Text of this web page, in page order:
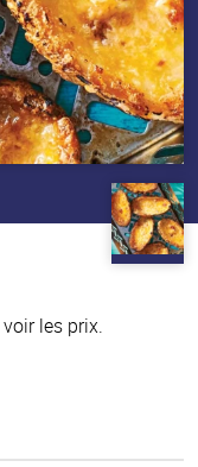
les prix.